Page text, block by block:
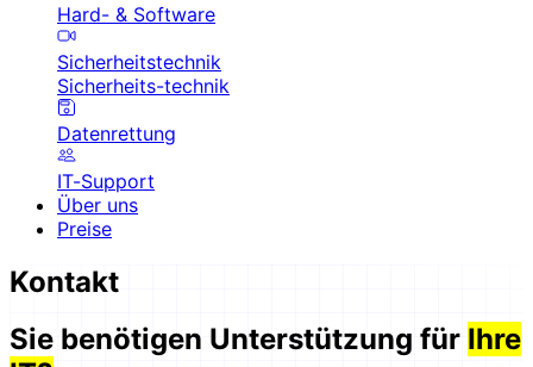
Hard- & Software
Sicherheitstechnik
Sicherheits-technik
Datenrettung
IT-Support
Über uns
Preise
Kontakt
Sie benötigen Unterstützung für Ihre